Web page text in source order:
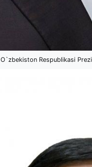
O`zbekiston Respublikasi